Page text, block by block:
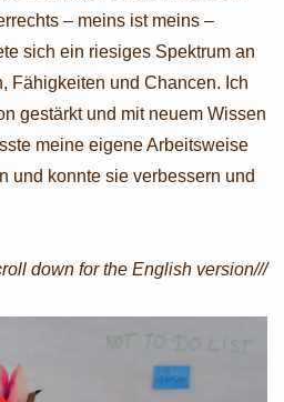
– meins ist meins –
sich ein riesiges Spektrum an
Fähigkeiten und Chancen. Ich
gestärkt und mit neuem Wissen
meine eigene Arbeitsweise
und konnte sie verbessern und
down for the English version///